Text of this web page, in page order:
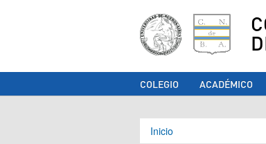
COLEGIO ACADÉMICO
Inicio